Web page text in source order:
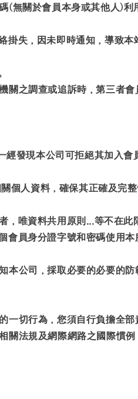
無關於會員本身或其他人)
失，因未即時通知，導致
之調查或追訴時，第三者
發現本公司可拒絕其加入
人資料，確保其正確及完
唯資料共用原則...等不在此
員身分證字號和密碼使用
公司，採取必要的必要的
切行為，您須自行負擔全部
法規及網際網路之國際慣